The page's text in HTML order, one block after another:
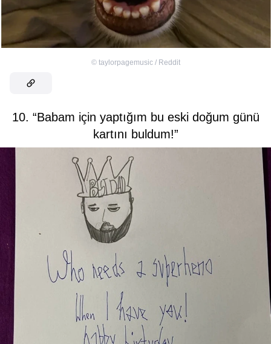
© taylorpagemusic / Reddit
10. “Babam için yaptığım bu eski doğum günü
kartını buldum!”